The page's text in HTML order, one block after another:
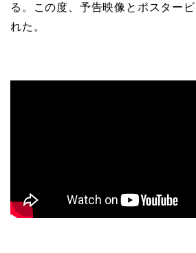
る。この度、予告映像とポスター
れた。